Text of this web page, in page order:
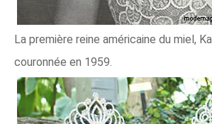
La première reine américaine du miel,
couronnée en 1959.